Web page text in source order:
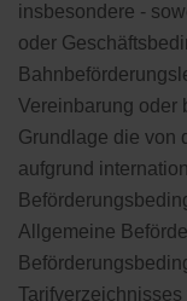
insbesondere -
oder
Vereinbarung oder
Grundlage die von
aufgrund
Allgemeine